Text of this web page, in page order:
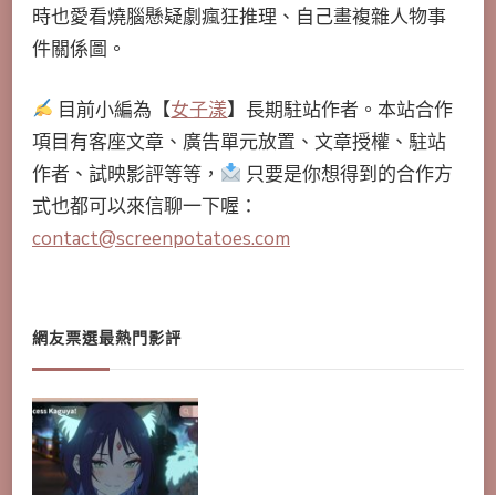
時也愛看燒腦懸疑劇瘋狂推理、自己畫複雜人物事
件關係圖。
目前小編為【女子漾】長期駐站作者。本站合作
項目有客座文章、廣告單元放置、文章授權、駐站
作者、試映影評等等，
只要是你想得到的合作方
式也都可以來信聊一下喔：
contact@screenpotatoes.com
網友票選最熱門影評